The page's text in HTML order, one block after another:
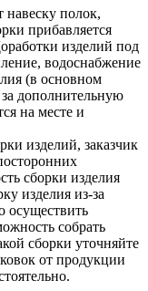
навеску полок,
прибавляется
изделий под
водоснабжение
(в основном
дополнительную
на месте и
изделий, заказчик
сборки изделия
изделия из-за
осуществить
собрать
сборки уточняйте
от продукции